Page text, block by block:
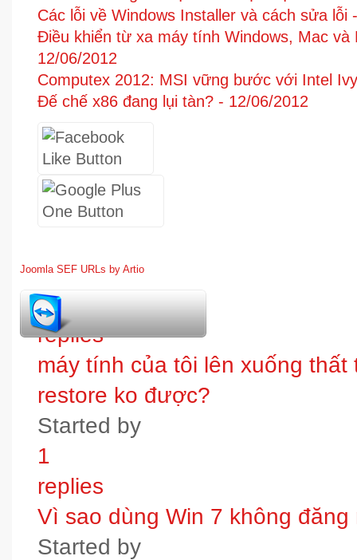
Các lỗi về Windows Installer và cách sửa lỗi
Điều khiển từ xa máy tính Windows, Mac và
12/06/2012
Computex 2012: MSI vững bước với Intel
Đế chế x86 đang lụi tàn? - 12/06/2012
Joomla SEF URLs by Artio
1
replies
máy tính của tôi lên xuống
restore ko được?
Started by
1
replies
Vì sao dùng Win 7 không
Started by